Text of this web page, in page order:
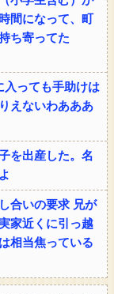
間になって、町
ち寄ってた
入っても手助けは
えないわあああ
を出産した。名
合いの要求 兄が
家近くに引っ越
相当焦っている